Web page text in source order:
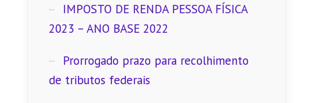
IMPOSTO DE RENDA PESSOA FÍSICA
2023 – ANO BASE 2022
Prorrogado prazo para recolhimento
de tributos federais